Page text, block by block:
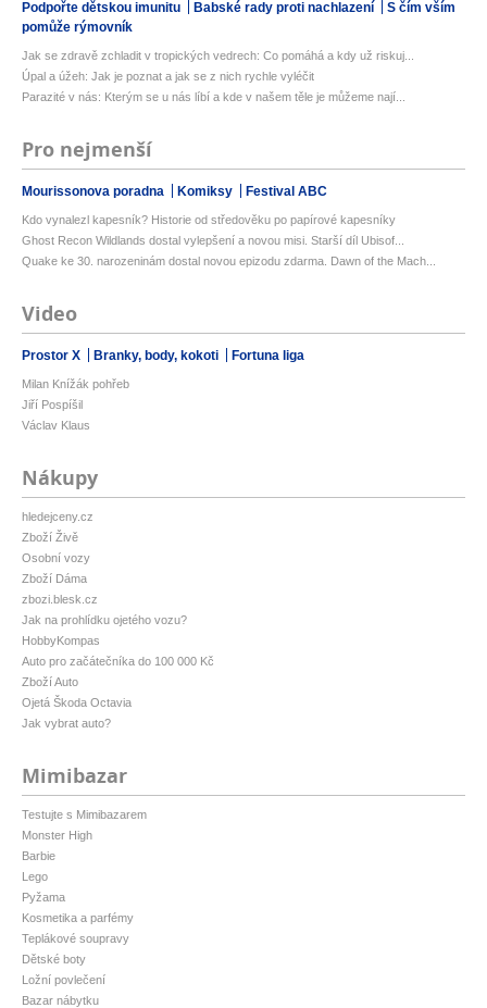
Podpořte dětskou imunitu Babské rady proti nachlazení
S čím vším
pomůže rýmovník
Jak se zdravě zchladit v tropických vedrech: Co pomáhá a kdy už riskuj...
Úpal a úžeh: Jak je poznat a jak se z nich rychle vyléčit
Parazité v nás: Kterým se u nás líbí a kde v našem těle je můžeme nají...
Pro nejmenší
Mourissonova poradna Komiksy Festival ABC
Kdo vynalezl kapesník? Historie od středověku po papírové kapesníky
Ghost Recon Wildlands dostal vylepšení a novou misi. Starší díl Ubisof...
Quake ke 30. narozeninám dostal novou epizodu zdarma. Dawn of the Mach...
Video
Prostor X Branky, body, kokoti Fortuna liga
Milan Knížák pohřeb
Jiří Pospíšil
Václav Klaus
Nákupy
hledejceny.cz
Zboží Živě
Osobní vozy
Zboží Dáma
zbozi.blesk.cz
Jak na prohlídku ojetého vozu?
HobbyKompas
Auto pro začátečníka do 100 000 Kč
Zboží Auto
Ojetá Škoda Octavia
Jak vybrat auto?
Mimibazar
Testujte s Mimibazarem
Monster High
Barbie
Lego
Pyžama
Kosmetika a parfémy
Teplákové soupravy
Dětské boty
Ložní povlečení
Bazar nábytku